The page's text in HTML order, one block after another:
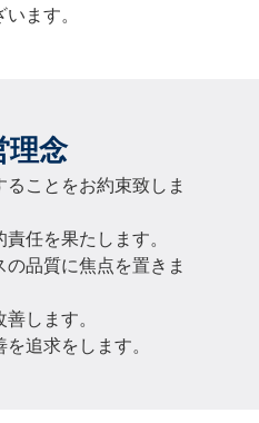
ます。
理念
ことをお約束致しま
任を果たします。
品質に焦点を置きま
します。
追求をします。